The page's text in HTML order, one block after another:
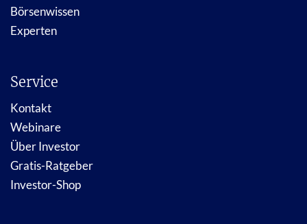
Börsenwissen
Experten
Service
Kontakt
Webinare
Über Investor
Gratis-Ratgeber
Investor-Shop